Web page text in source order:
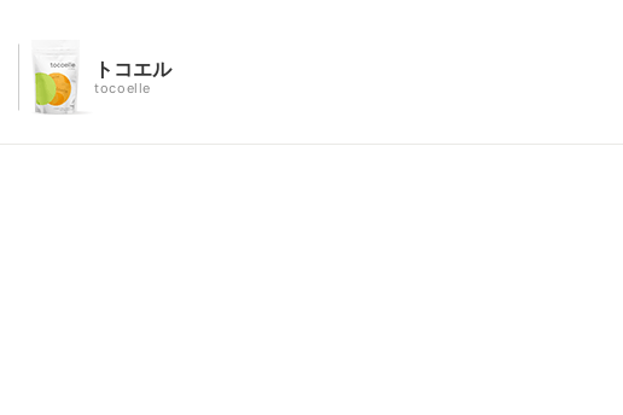
トコエル
tocoelle